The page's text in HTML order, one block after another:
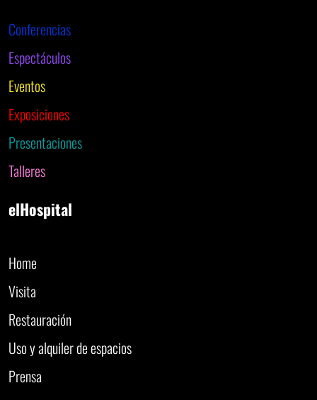
Conferencias
Espectáculos
Eventos
Exposiciones
Presentaciones
Talleres
elHospital
Home
Visita
Restauración
Uso y alquiler de espacios
Prensa